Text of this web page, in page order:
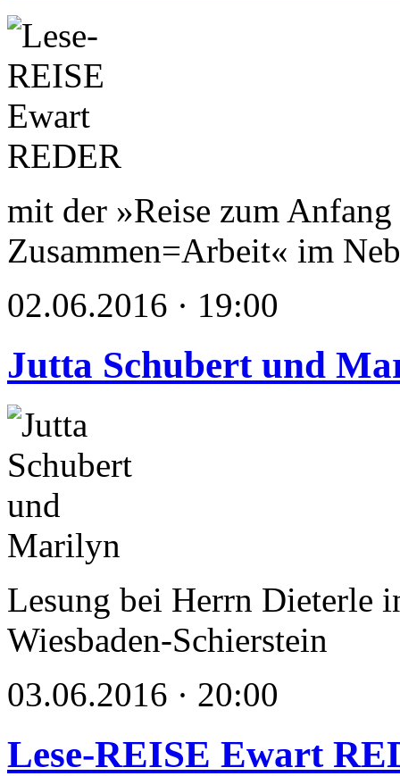
mit der »Reise zum
Zusammen=Arbeit« im
02.06.2016 · 19:00
Jutta Schubert und
Lesung bei Herrn Dieterle
Wiesbaden-Schierstein
03.06.2016 · 20:00
Lese-REISE Ewart